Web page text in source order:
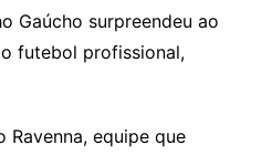
Gaúcho surpreendeu ao
futebol profissional,
Ravenna, equipe que